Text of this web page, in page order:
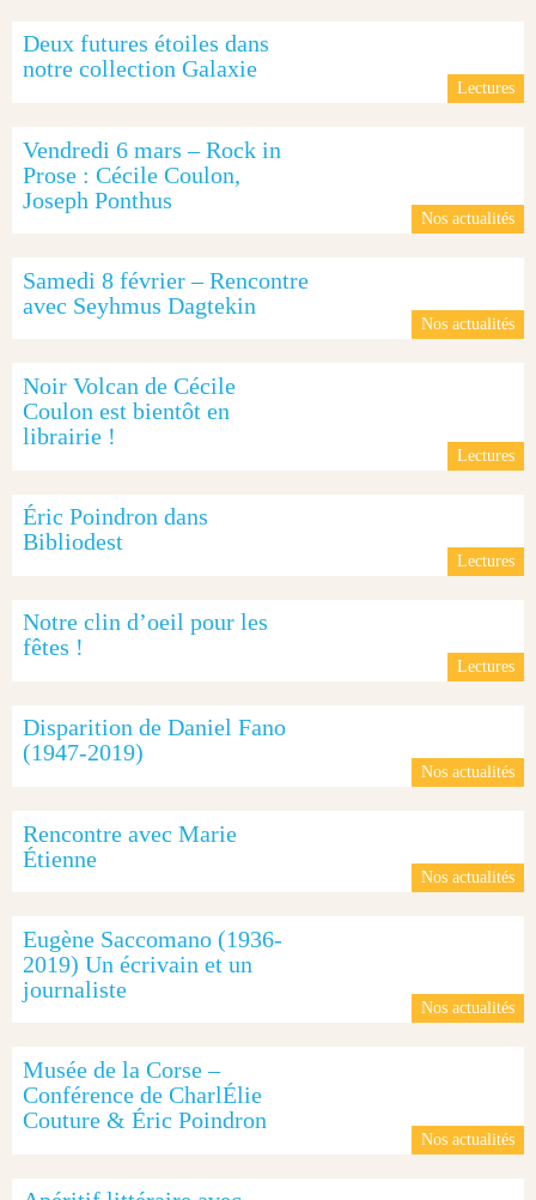
Lectures
Deux futures étoiles dans
notre collection Galaxie
Nos actualités
Vendredi 6 mars – Rock in
Prose : Cécile Coulon,
Joseph Ponthus
Nos actualités
Samedi 8 février – Rencontre
avec Seyhmus Dagtekin
Lectures
Noir Volcan de Cécile
Coulon est bientôt en
librairie !
Lectures
Éric Poindron dans
Bibliodest
Lectures
Notre clin d’oeil pour les
fêtes !
Nos actualités
Disparition de Daniel Fano
(1947-2019)
Nos actualités
Rencontre avec Marie
Étienne
Nos actualités
Eugène Saccomano (1936-
2019) Un écrivain et un
journaliste
Nos actualités
Musée de la Corse –
Conférence de CharlÉlie
Couture & Éric Poindron